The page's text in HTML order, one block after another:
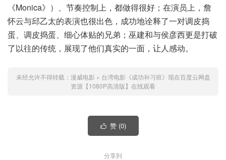
《Monica》）、节奏控制上，都做得很好；在演员上，詹
怀云与邱乙太的表演也很出色，成功地诠释了一对调皮捣
蛋、调皮捣蛋、细心体贴的兄弟；巫建和与侯彦西更是打破
了以往的传统，展现了他们真实的一面，让人感动。
未经允许不得转载： 漫威电影 » 台湾电影《成功补习班》现在百度云网盘
资源【1080P高清版】在线观看
 赞 (0)
分享到